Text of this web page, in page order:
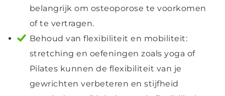
belangrijk om osteoporose te voorkomen
of te vertragen.
Behoud van flexibiliteit en mobiliteit:
stretching en oefeningen zoals yoga of
Pilates kunnen de flexibiliteit van je
gewrichten verbeteren en stijfheid